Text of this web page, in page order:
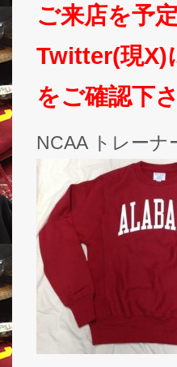
ご来店を予
Twitter(現X)
をご確認下
NCAA トレーナ